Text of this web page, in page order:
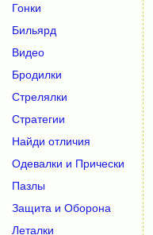
Гонки
Бильярд
Видео
Бродилки
Стрелялки
Стратегии
Найди отличия
Одевалки и Прически
Пазлы
Защита и Оборона
Леталки